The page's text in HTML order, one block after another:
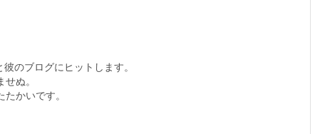
のブログにヒットします。
ぬ。
かいです。